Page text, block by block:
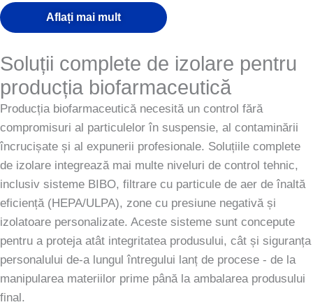
Aflați mai mult
Soluții complete de izolare pentru
producția biofarmaceutică
Producția biofarmaceutică necesită un control fără
compromisuri al particulelor în suspensie, al contaminării
încrucișate și al expunerii profesionale. Soluțiile complete
de izolare integrează mai multe niveluri de control tehnic,
inclusiv sisteme BIBO, filtrare cu particule de aer de înaltă
eficiență (HEPA/ULPA), zone cu presiune negativă și
izolatoare personalizate. Aceste sisteme sunt concepute
pentru a proteja atât integritatea produsului, cât și siguranța
personalului de-a lungul întregului lanț de procese - de la
manipularea materiilor prime până la ambalarea produsului
final.